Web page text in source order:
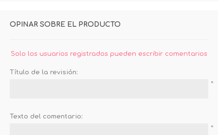
OPINAR SOBRE EL PRODUCTO
Solo los usuarios registrados pueden escribir comentarios
Título de la revisión:
*
Texto del comentario:
*